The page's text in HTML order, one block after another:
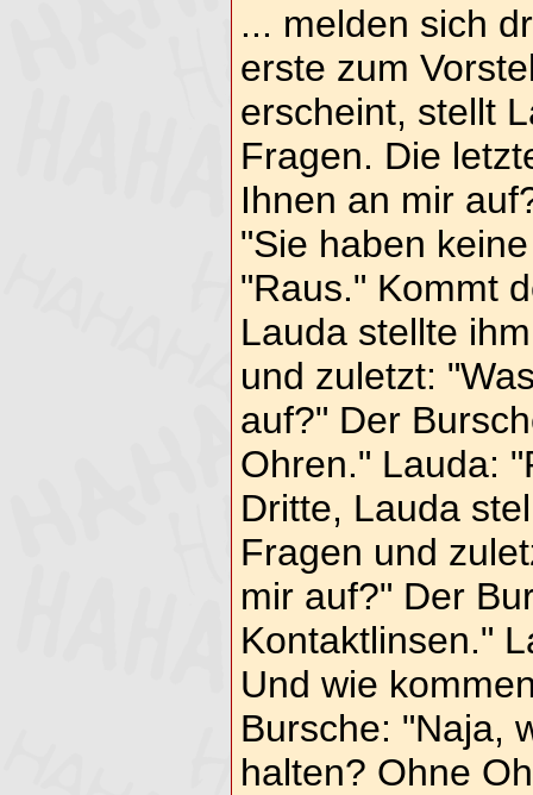
... melden sich
erste zum
erscheint, stellt
Fragen. Die
Ihnen an mir
"Sie haben
"Raus." Kommt
Lauda stellte
und zuletzt:
auf?" Der
Ohren." Lauda:
Dritte, Lauda
Fragen und
mir auf?" Der
Kontaktlinsen."
Und wie
Bursche: "Naja,
halten? Ohne